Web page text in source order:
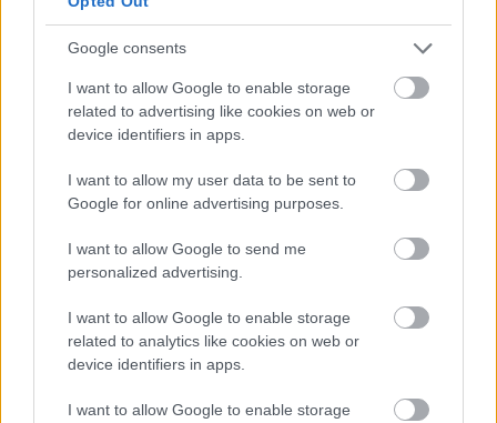
Google consents
I want to allow Google to enable storage
related to advertising like cookies on web or
device identifiers in apps.
I want to allow my user data to be sent to
Google for online advertising purposes.
I want to allow Google to send me
personalized advertising.
I want to allow Google to enable storage
related to analytics like cookies on web or
device identifiers in apps.
I want to allow Google to enable storage
Ροζαλία
Βαλτετσίου 58, Εξάρχεια, τηλ: 210 3302933
Η Ροζαλία στον πεζόδρομο της Βαλτετσίου έχει
όλα εκείνα τα στοιχεία που παραπέμπουν στο
παλιό, κλασσικό ταβερνο-μαγειρείο: καρό
τραπεζομάντιλα, γλάστρες, κισσοί και μυρωδιές